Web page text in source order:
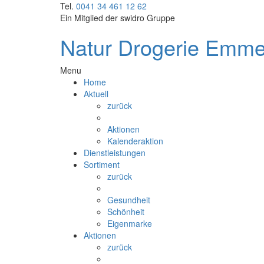
Tel. 0041 34 461 12 62
Ein Mitglied der swidro Gruppe
Natur Drogerie
Menu
Home
Aktuell
zurück
Aktionen
Kalenderaktion
Dienstleistungen
Sortiment
zurück
Gesundheit
Schönheit
Eigenmarke
Aktionen
zurück